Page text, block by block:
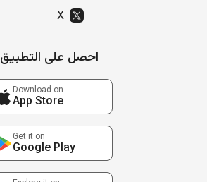
X
احصل على التطبيق
Download on
App Store
Get it on
Google Play